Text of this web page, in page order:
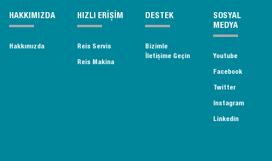
HAKKIMIZDA
Hakkımızda
HIZLI ERİŞİM
Reis Servis
Reis Makina
DESTEK
Bizimle
İletişime Geçin
SOSYAL
MEDYA
Youtube
Facebook
Twitter
Instagram
Linkedin